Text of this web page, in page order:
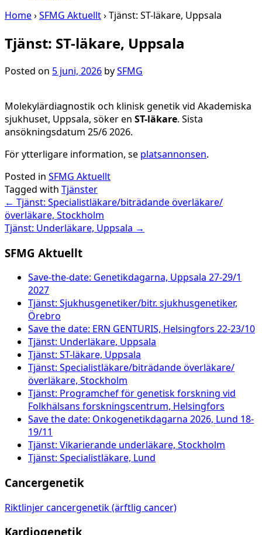
Home›SFMG Aktuellt›Tjänst: ST-läkare, Uppsala
Tjänst: ST-läkare, Uppsala
Posted on 5 juni, 2026 bySFMG
Molekylärdiagnostik och klinisk genetik vid Akademiska
sjukhuset, Uppsala, söker en ST-läkare. Sista
ansökningsdatum 25/6 2026.
För ytterligare information, se platsannonsen.
Posted in SFMG Aktuellt
Tagged with Tjänster
Post
navigation
← Tjänst: Specialistläkare/biträdande överläkare/
överläkare, Stockholm
Tjänst: Underläkare, Uppsala →
SFMG Aktuellt
Save-the-date: Genetikdagarna, Uppsala 27-29/1
2027
Tjänst: Sjukhusgenetiker/bitr. sjukhusgenetiker,
Örebro
Save the date: ERN GENTURIS, Helsingfors 22-23/10
Tjänst: Underläkare, Uppsala
Tjänst: ST-läkare, Uppsala
Tjänst: Specialistläkare/biträdande överläkare/
överläkare, Stockholm
Tjänst: Programchef för genetisk forskning vid
Folkhälsans forskningscentrum, Helsingfors
Save the date: Onkogenetikdagarna 2026, Lund 18-
19/11
Tjänst: Vikarierande underläkare, Stockholm
Tjänst: Specialistläkare, Lund
Cancergenetik
Riktlinjer cancergenetik (ärftlig cancer)
Kardiogenetik